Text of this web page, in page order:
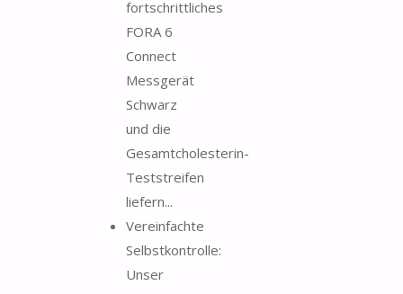
fortschrittliches
FORA 6
Connect
Messgerät
Schwarz
und die
Gesamtcholesterin-
Teststreifen
liefern...
Vereinfachte
Selbstkontrolle:
Unser